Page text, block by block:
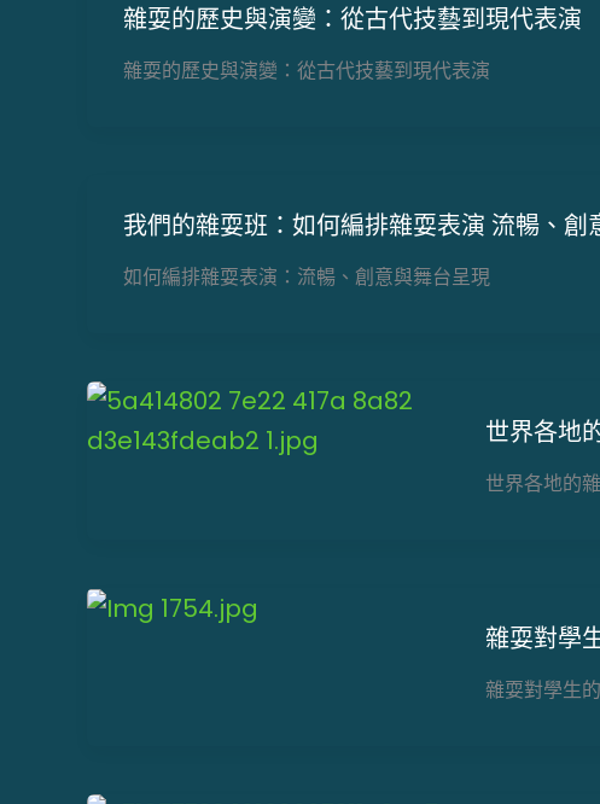
雜耍的歷史與演變：從古代技藝到現代表演
雜耍的歷史與演變：從古代技藝到現代表演
我們的雜耍班：如何編排雜耍表演 流暢、創
如何編排雜耍表演：流暢、創意與舞台呈現
世界各地
世界各地的
雜耍對學
雜耍對學生